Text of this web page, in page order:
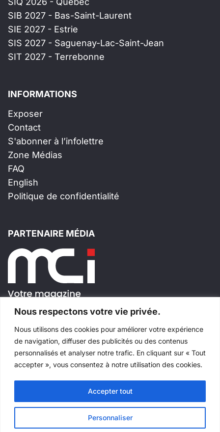
Nous respectons votre vie privée.
Nous utilisons des cookies pour améliorer votre expérience
de navigation, diffuser des publicités ou des contenus
personnalisés et analyser notre trafic. En cliquant sur « Tout
accepter », vous consentez à notre utilisation des cookies.
Personnaliser
Accepter tout
SIB 2027 - Bas-Saint-Laurent
SIE 2027 - Estrie
SIS 2027 - Saguenay-Lac-Saint-Jean
SIT 2027 - Terrebonne
INFORMATIONS
Exposer
Contact
S'abonner à l’infolettre
Zone Médias
FAQ
English
Politique de confidentialité
PARTENAIRE MÉDIA
SUIVEZ-NOUS!
Tous droits réservés©Salons Industriels
Fait avec
parWebsimple